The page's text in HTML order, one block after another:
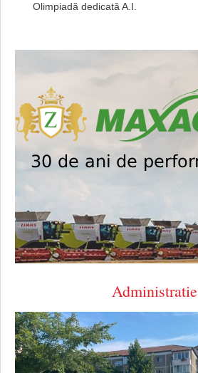
Olimpiadă dedicată A.I.
Administratie